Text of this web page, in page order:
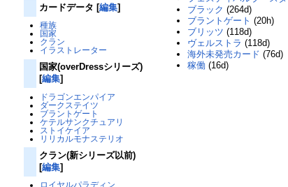
カードデータ [編集]
種族
国家
クラン
イラストレーター
国家(overDressシリーズ)
[編集]
ドラゴンエンパイア
ダークステイツ
ブラントゲート
ケテルサンクチュアリ
ストイケイア
リリカルモナステリオ
クラン(新シリーズ以前)
[編集]
ロイヤルパラディン
ブラック (264d)
ブラントゲート (20h)
ブリッツ (118d)
ヴェルストラ (118d)
海外未発売カード (76d)
稼働 (16d)